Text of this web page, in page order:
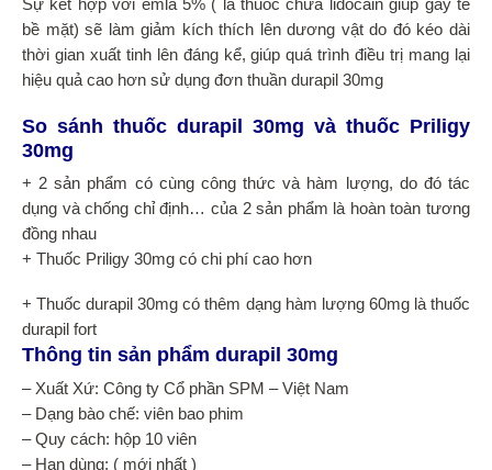
Sự kết hợp với emla 5% ( là thuốc chứa lidocain giúp gây tê
bề mặt) sẽ làm giảm kích thích lên dương vật do đó kéo dài
thời gian xuất tinh lên đáng kể, giúp quá trình điều trị mang lại
hiệu quả cao hơn sử dụng đơn thuần durapil 30mg
So sánh thuốc durapil 30mg và thuốc Priligy
30mg
+ 2 sản phẩm có cùng công thức và hàm lượng, do đó tác
dụng và chống chỉ định… của 2 sản phẩm là hoàn toàn tương
đồng nhau
+ Thuốc Priligy 30mg có chi phí cao hơn
+ Thuốc durapil 30mg có thêm dạng hàm lượng 60mg là thuốc
durapil fort
Thông tin sản phẩm durapil 30mg
– Xuất Xứ: Công ty Cổ phần SPM – Việt Nam
– Dạng bào chế: viên bao phim
– Quy cách: hộp 10 viên
– Hạn dùng: ( mới nhất )